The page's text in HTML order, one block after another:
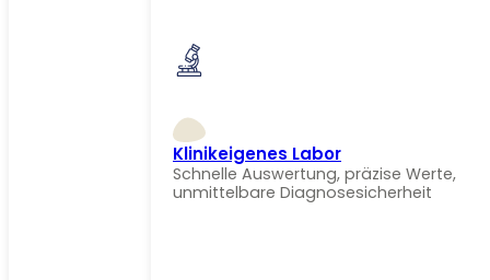
Klinikeigenes Labor
Schnelle Auswertung, präzise Werte,
unmittelbare Diagnosesicherheit